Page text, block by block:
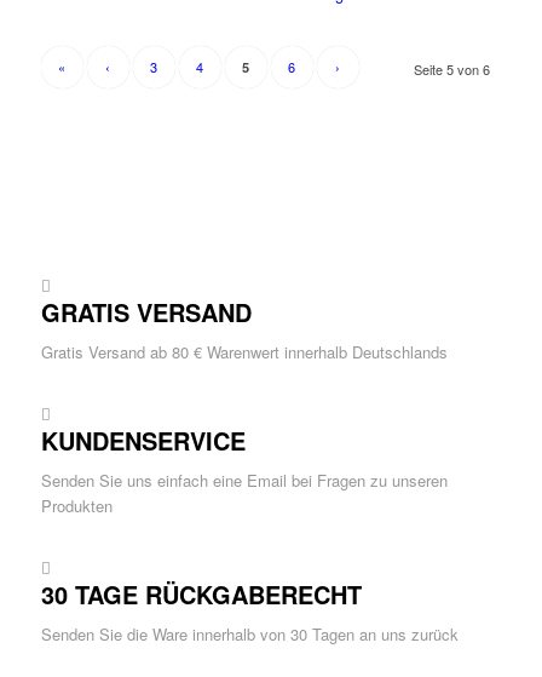
Seite 5 von 6
« ‹ 3 4 5 6 ›
GRATIS VERSAND
Gratis Versand ab 80 € Warenwert innerhalb Deutschlands
KUNDENSERVICE
Senden Sie uns einfach eine Email bei Fragen zu unseren
Produkten
30 TAGE RÜCKGABERECHT
Senden Sie die Ware innerhalb von 30 Tagen an uns zurück